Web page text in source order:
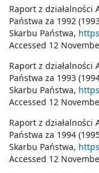
Raport z działalności
Państwa za 1992
Skarbu Państwa,
Accessed 12
Raport z działalności
Państwa za 1993
Skarbu Państwa,
Accessed 12
Raport z działalności
Państwa za 1994
Skarbu Państwa,
Accessed 12